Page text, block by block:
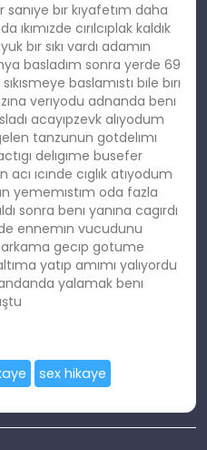
sanıye bır kıyafetım daha
cırılcıplak kaldık
bır sıkı vardı adamın
basladım sonra yerde 69
baslamıstı bıle bırı
verıyodu adnanda benı
acayıpzevk alıyodum
tanzunun gotdelımı
delıgıme busefer
ıcınde cıglık atıyodum
yememıstım oda fazla
sonra benı yanına cagırdı
ennemın vucudunu
arkama gecıp gotume
yatıp amımı yalıyordu
yalamak benı
sex hikaye